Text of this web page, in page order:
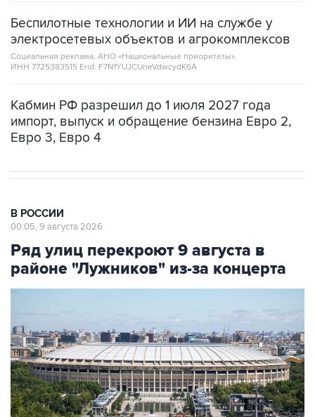
Беспилотные технологии и ИИ на службе у
электросетевых объектов и агрокомплексов
Социальная реклама, АНО «Национальные приоритеты».
ИНН 7725383515 Erid: F7NfYUJCUneVdwcydK6A
Кабмин РФ разрешил до 1 июля 2027 года
импорт, выпуск и обращение бензина Евро 2,
Евро 3, Евро 4
В РОССИИ
00:05, 9 августа 2026
Ряд улиц перекроют 9 августа в
районе "Лужников" из-за концерта